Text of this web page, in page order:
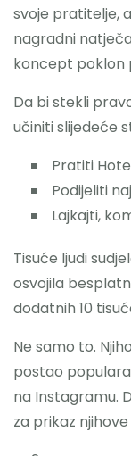
svoje pratitelje,
nagradni
koncept poklon
Da bi stekli
učiniti slijedeće
Pratiti
Podijeliti
Lajkajti,
Tisuće ljudi
osvojila
dodatnih 10
Ne samo to.
postao
na Instagramu.
za prikaz